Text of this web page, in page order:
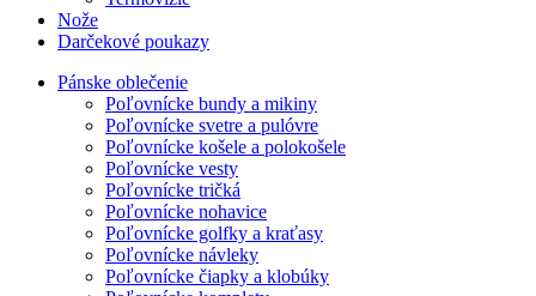
Nože
Darčekové poukazy
Pánske oblečenie
Poľovnícke bundy a mikiny
Poľovnícke svetre a pulóvre
Poľovnícke košele a polokošele
Poľovnícke vesty
Poľovnícke tričká
Poľovnícke nohavice
Poľovnícke golfky a kraťasy
Poľovnícke návleky
Poľovnícke čiapky a klobúky